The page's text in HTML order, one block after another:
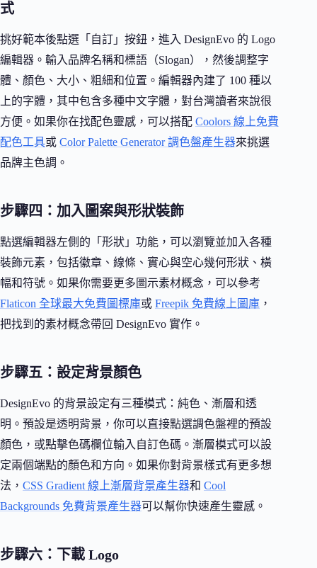
式
挑好範本後點選「自訂」按鈕，進入 DesignEvo 的 Logo
編輯器。輸入品牌名稱和標語（Slogan），然後調整字
體、顏色、大小、粗細和位置。編輯器內建了 100 種以
上的字體，其中包含多種中文字體，對台灣讀者來說很
方便。如果你在找配色靈感，可以搭配 Coolors 線上免費
配色工具或 Color Palette Generator 調色盤產生器來挑選
品牌主色調。
步驟四：加入圖案與形狀裝飾
點選編輯器左側的「形狀」功能，可以瀏覽並加入各種
裝飾元素，包括徽章、線條、實心與空心幾何形狀、橫
幅和符號。如果你需要更多圖示素材概念，可以參考
Flaticon 全球最大免費圖標庫或 Freepik 免費線上圖庫 ，
把找到的素材概念帶回 DesignEvo 實作。
步驟五：設定背景顏色
DesignEvo 的背景設定有三種模式：純色、漸層和透
明。預設是透明背景，你可以直接點選調色盤裡的預設
顏色，或點擊色碼欄位輸入自訂色碼。漸層模式可以設
定兩個端點的顏色和方向。如果你對背景樣式有更多想
法， CSS Gradient 線上漸層背景產生器和 Cool
Backgrounds 免費背景產生器可以幫你快速產生靈感。
步驟六：下載 Logo